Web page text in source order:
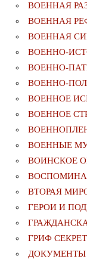
ВОЕННАЯ
ВОЕННАЯ
ВОЕННАЯ
ВОЕННО-
ВОЕННО-
ВОЕННО-
ВОЕННОЕ
ВОЕННОЕ
ВОЕННЫЕ
ВОИНСКОЕ
ВТОРАЯ
ГЕРОИ И
ГРИФ
ДОКУМЕНТЫ